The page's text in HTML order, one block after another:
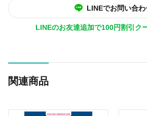
LINEでお問い合わ
LINEのお友達追加で100円割引ク
関連商品